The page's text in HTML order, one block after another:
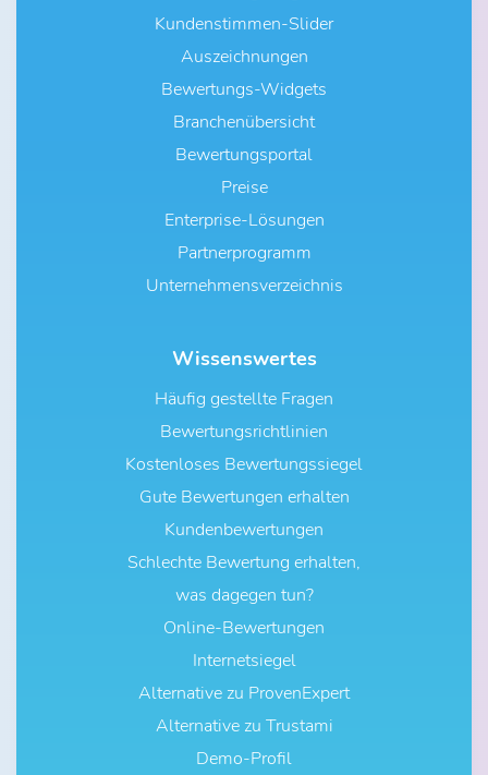
Kundenstimmen-Slider
Auszeichnungen
Bewertungs-Widgets
Branchenübersicht
Bewertungsportal
Preise
Enterprise-Lösungen
Partnerprogramm
Unternehmensverzeichnis
Wissenswertes
Häufig gestellte Fragen
Bewertungsrichtlinien
Kostenloses Bewertungssiegel
Gute Bewertungen erhalten
Kundenbewertungen
Schlechte Bewertung erhalten,
was dagegen tun?
Online-Bewertungen
Internetsiegel
Alternative zu ProvenExpert
Alternative zu Trustami
Demo-Profil